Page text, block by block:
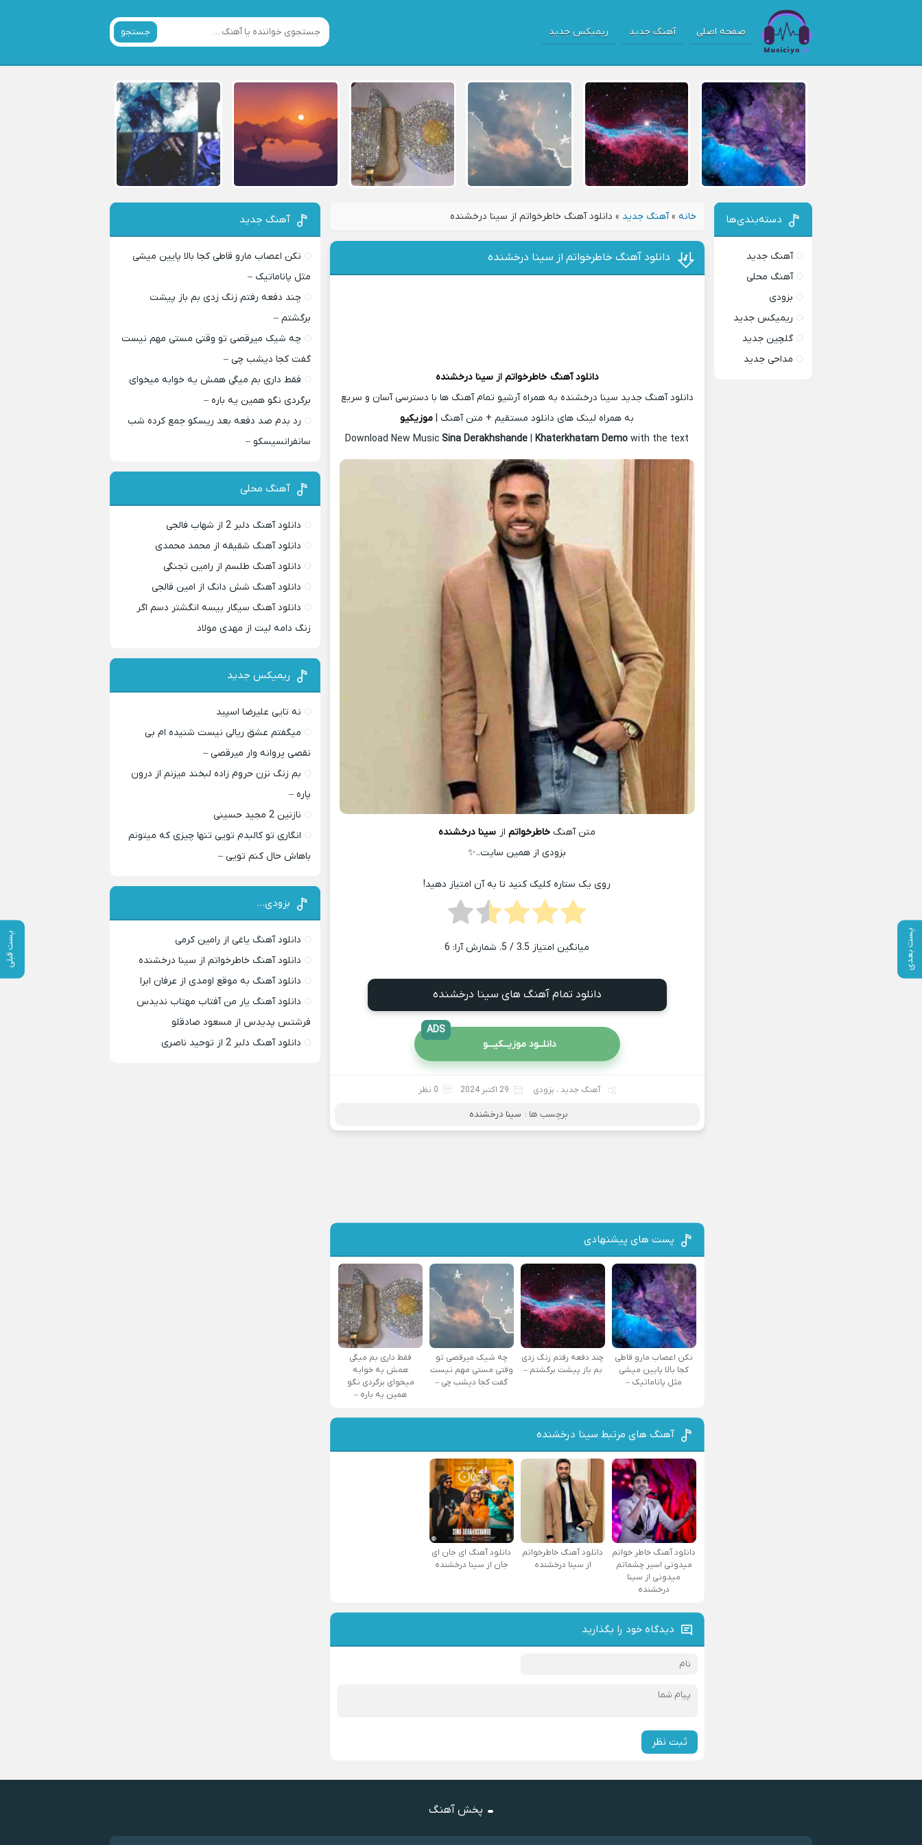
صفحه اصلی آهنگ جدید ریمیکس جدید جستجو
خانه »آهنگ جدید » دانلود آهنگ خاطرخواتم از سینا درخشنده
پست بعدی پست قبلی
دانلود آهنگ خاطرخواتم از سینا درخشنده
دانلود آهنگ خاطرخواتم ازسینا درخشنده
دانلود آهنگ جدید سینا درخشنده به همراه آرشیو تمام آهنگ ها با دسترسی آسان و سریع
به همراه لینک های دانلود مستقیم + متن آهنگ | موزیکیو
Download New MusicSina Derakhshande |Khaterkhatam Demowith the text
متن آهنگ خاطرخواتم از سینا درخشنده
بزودی از همین سایت..✨
روی یک ستاره کلیک کنید تا به آن امتیاز دهید!
میانگین امتیاز 3.5 / 5. شمارش آرا: 6
دانلود تمام آهنگ های سینا درخشنده
دانلــود موزیــکیـــو
ADS
آهنگ جدید ، بزودی 29 اکتبر 2024 0 نظر
برچسب ها : سینا درخشنده
پست های پیشنهادی
نکن اعصاب مارو قاطی
کجا بالا پایین میشی
مثل پاناماتیک –
چند دفعه رفتم زنگ زدی
بم باز پیشت برگشتم –
چه شیک میرقصی تو
وقتی مستی مهم نیست
گفت کجا دیشب چی –
فقط داری بم میگی
همش یه خوابه
میخوای برگردی نگو
همین یه باره –
آهنگ های مرتبط سینا درخشنده
دانلود آهنگ ﺧﺎﻃﺮ ﺧﻮاﺗﻢ
ﻣﻴﺪوﻧﻰ اﺳﻴﺮ ﭼﺸﻤﺎﺗﻢ
ﻣﻴﺪوﻧﻰ از سینا
درخشنده
دانلود آهنگ خاطرخواتم
از سینا درخشنده
دانلود آهنگ ای جان ای
جان از سینا درخشنده
دیدگاه خود را بگذارید
ثبت نظر
دسته‌بندی‌ها
آهنگ جدید
آهنگ محلی
بزودی
ریمیکس جدید
گلچین جدید
مداحی جدید
آهنگ جدید
نکن اعصاب مارو قاطی کجا بالا پایین میشی
مثل پاناماتیک –
چند دفعه رفتم زنگ زدی بم باز پیشت
برگشتم –
چه شیک میرقصی تو وقتی مستی مهم نیست
گفت کجا دیشب چی –
فقط داری بم میگی همش یه خوابه میخوای
برگردی نگو همین یه باره –
رد بدم صد دفعه بعد ریسکو جمع کرده شب
سانفرانسیسکو –
آهنگ محلی
دانلود آهنگ دلبر 2 از شهاب فالجی
دانلود آهنگ شقیقه از محمد محمدی
دانلود آهنگ طلسم از رامین تجنگی
دانلود آهنگ شش دانگ از امین فالجی
دانلود آهنگ سیگار بیسه انگشتر دسم اگر
زنگ دامه لیت از مهدی مولاد
ریمیکس جدید
نه تایی علیرضا اسپید
میگفتم عشق ریالی نیست شنیده ام بی
نقصی پروانه وار میرقصی –
بم زنگ نزن حروم زاده لبخند میزنم از درون
پاره –
نازنین 2 مجید حسینی
انگاری تو کالبدم تویی تنها چیزی که میتونم
باهاش حال کنم تویی –
بزودی…
دانلود آهنگ یاغی از رامین کرمی
دانلود آهنگ خاطرخواتم از سینا درخشنده
دانلود آهنگ به موقع اومدی از عرفان ابرا
دانلود آهنگ یار من آفتاب مهتاب ندیدس
فرشتس پدیدس از مسعود صادقلو
دانلود آهنگ دلبر 2 از توحید ناصری
پخش آهنگ